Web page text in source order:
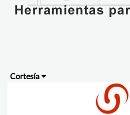
Cortesía